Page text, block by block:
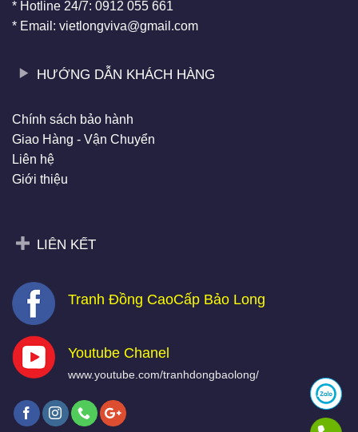
* Hotline 24/7: 0912 055 661
* Email: vietlongviva@gmail.com
HƯỚNG DẪN KHÁCH HÀNG
Chính sách bảo hành
Giao Hàng - Vận Chuyển
Liên hệ
Giới thiệu
LIÊN KẾT
Tranh Đồng CaoCấp Bảo Long
Youtube Chanel
www.youtube.com/tranhdongbaolong/